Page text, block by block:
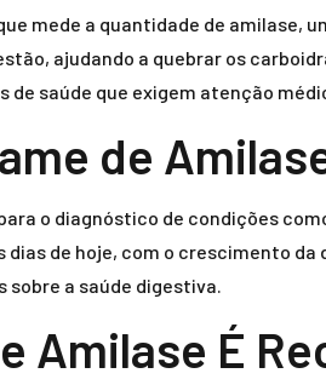
mede a quantidade de amilase,
ajudando a quebrar os
de saúde que exigem atenção
de
o diagnóstico de condições
de hoje, com o crescimento da
a saúde digestiva.
Amilase É